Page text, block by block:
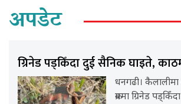
अपडेट
ग्रिनेड पड्किँदा दुई सैनिक घाइते,
धनगढी।
क्रममा ग्रिनेड